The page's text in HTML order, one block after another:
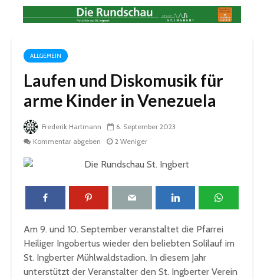
ALLGEMEIN
Laufen und Diskomusik für
arme Kinder in Venezuela
Frederik Hartmann
6. September 2023
Kommentar abgeben
2 Weniger
Am 9. und 10. September veranstaltet die Pfarrei
Heiliger Ingobertus wieder den beliebten Solilauf im
St. Ingberter Mühlwaldstadion. In diesem Jahr
unterstützt der Veranstalter den St. Ingberter Verein